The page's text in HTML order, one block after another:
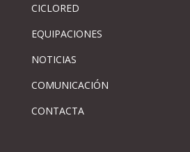
CICLORED
EQUIPACIONES
NOTICIAS
COMUNICACIÓN
CONTACTA